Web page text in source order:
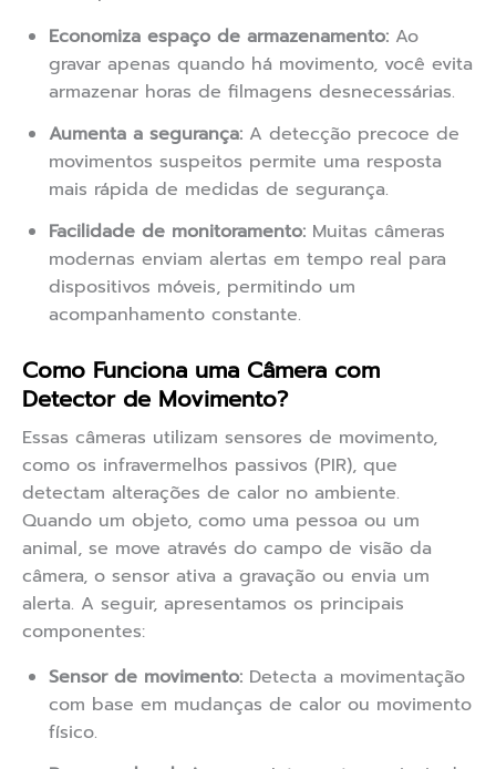
Economiza espaço de armazenamento: Ao
gravar apenas quando há movimento, você evita
armazenar horas de filmagens desnecessárias.
Aumenta a segurança: A detecção precoce de
movimentos suspeitos permite uma resposta
mais rápida de medidas de segurança.
Facilidade de monitoramento: Muitas câmeras
modernas enviam alertas em tempo real para
dispositivos móveis, permitindo um
acompanhamento constante.
Como Funciona uma Câmera com
Detector de Movimento?
Essas câmeras utilizam sensores de movimento,
como os infravermelhos passivos (PIR), que
detectam alterações de calor no ambiente.
Quando um objeto, como uma pessoa ou um
animal, se move através do campo de visão da
câmera, o sensor ativa a gravação ou envia um
alerta. A seguir, apresentamos os principais
componentes:
Sensor de movimento: Detecta a movimentação
com base em mudanças de calor ou movimento
físico.